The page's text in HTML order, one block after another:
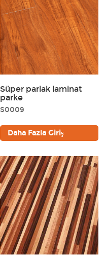
Süper parlak laminat
parke
S0009
Daha Fazla Giriş